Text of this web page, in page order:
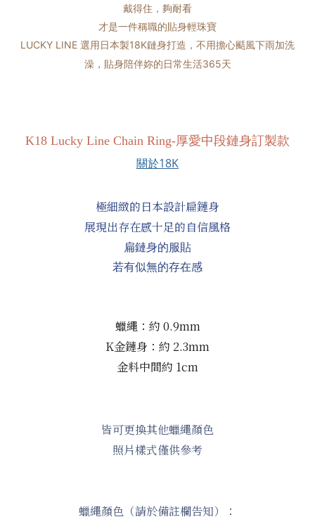
戴得住，夠耐看
才是一件稱職的貼身輕珠寶
LUCKY LINE 選用日本製18K鏈身打造，不用擔心颳風下雨加洗
澡，貼身陪伴妳的日常生活365天
K18 Lucky Line Chain Ring-厚愛中段鏈身訂製款
關於18K
極細緻的日本設計扁鏈身
展現出存在感十足的自信風格
扁鏈身的服貼
若有似無的存在感
蠟繩：約 0.9mm
K金鏈身：約 2.3mm
金料中間約 1cm
皆可更換其他蠟繩顏色
照片樣式僅供參考
蠟繩顏色（請於備註欄告知）：